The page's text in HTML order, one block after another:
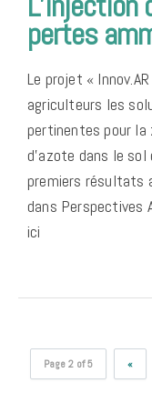
pertes
Le projet «
agriculteurs les
pertinentes pour la
d’azote dans le
premiers résultats
dans Perspectives
ici
Page 2 of 5 «